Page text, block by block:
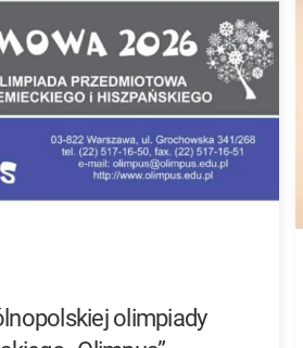
olimpiady